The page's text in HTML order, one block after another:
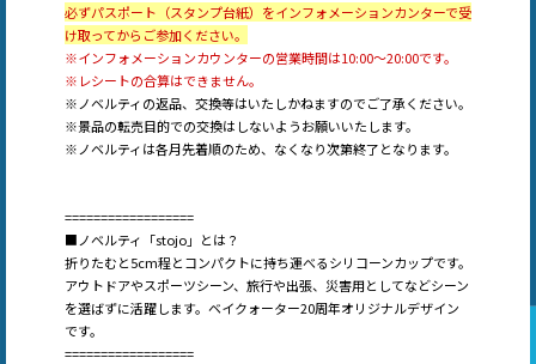
必ずパスポート（スタンプ台紙）をインフォメーションカンターで受
け取ってからご参加ください。
※インフォメーションカウンターの営業時間は10:00～20:00です。
※レシートの合算はできません。
※ノベルティの返品、交換等はいたしかねますのでご了承ください。
※景品の転売目的での交換はしないようお願いいたします。
※ノベルティは各月先着順のため、なくなり次第終了となります。
==================
■ノベルティ「stojo」とは？
折りたむと5cm程とコンパクトに持ち運べるシリコーンカップです。
アウトドアやスポーツシーン、旅行や出張、災害用としてなどシーン
を選ばずに活躍します。ベイクォーター20周年オリジナルデザイン
です。
==================